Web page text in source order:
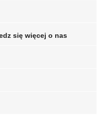
się więcej o nas